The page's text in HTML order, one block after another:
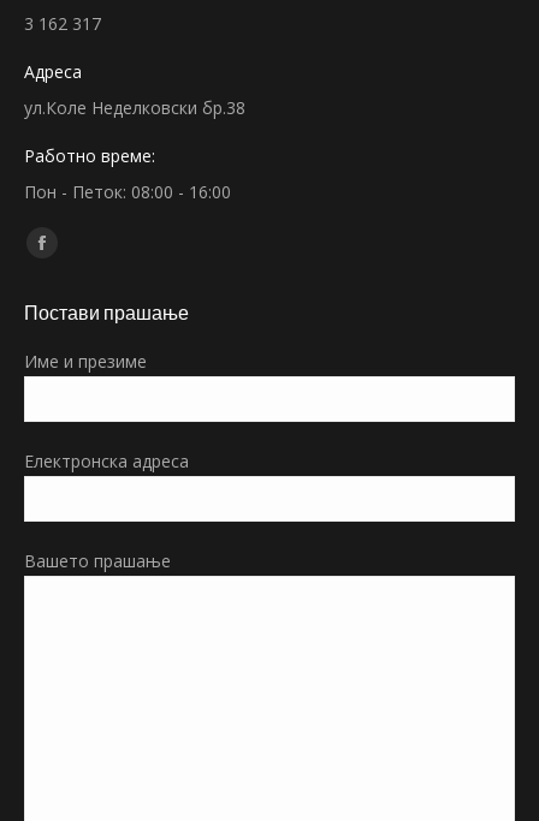
3 162 317
Адреса
ул.Коле Неделковски бр.38
Работно време:
Пон - Петок: 08:00 - 16:00
Find us on:
Facebook
opens
new
Постави прашање
Име и презиме
Електронска адреса
Вашето прашање